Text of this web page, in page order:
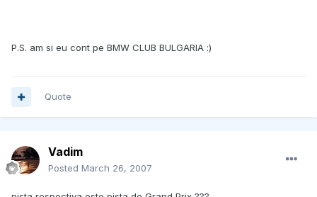
P.S. am si eu cont pe BMW CLUB BULGARIA :)
Quote
Vadim
Posted March 26, 2007